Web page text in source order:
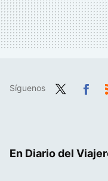
Síguenos
En Diario del